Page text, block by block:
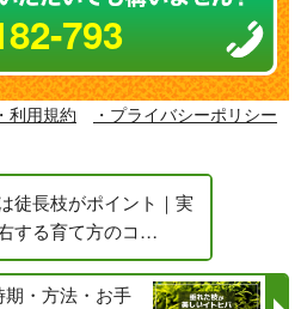
793
・利用規約 ・プライバシーポリシー
徒長枝がポイント｜実
する育て方のコ…
・方法・お手